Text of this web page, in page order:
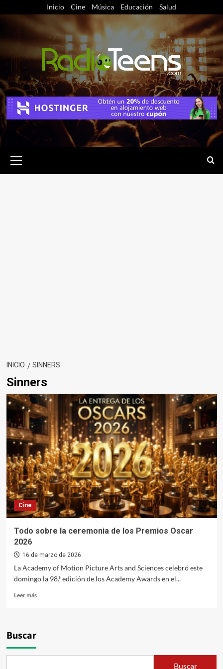
contenido
Inicio Cine Música Educación Salud
primario
INICIO SINNERS
Sinners
Cine
Todo sobre la ceremonia de los Premios Oscar
2026
16 de marzo de 2026
La Academy of Motion Picture Arts and Sciences celebró este
domingo la 98.ª edición de los Academy Awards en el...
Leer másLeer
ceremonia
Buscar
Buscar